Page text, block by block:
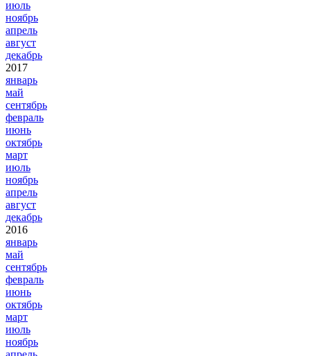
июль
ноябрь
апрель
август
декабрь
2017
январь
май
сентябрь
февраль
июнь
октябрь
март
июль
ноябрь
апрель
август
декабрь
2016
январь
май
сентябрь
февраль
июнь
октябрь
март
июль
ноябрь